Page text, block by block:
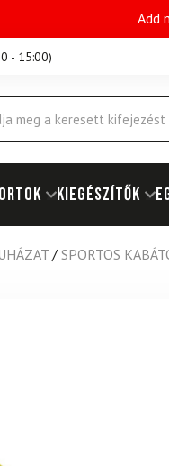
Add
- 15:00)
KIEGÉSZÍTŐK
/ SPORTOS